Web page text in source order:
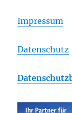
Impressum
Datenschutz